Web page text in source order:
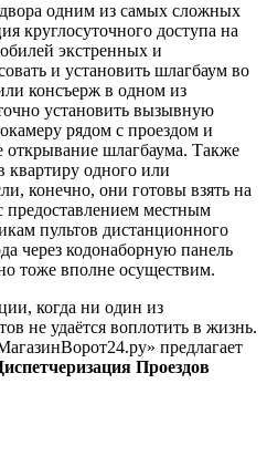
одним из самых сложных
круглосуточного доступа на
экстренных и
и установить шлагбаум во
консъерж в одном из
установить вызывную
рядом с проездом и
открывание шлагбаума. Также
одного или
конечно, они готовы взять на
местным
пультов дистанционного
через кодонаборную панель
тоже вполне осуществим.
когда ни один из
не удаётся воплотить в жизнь.
предлагает
Проездов